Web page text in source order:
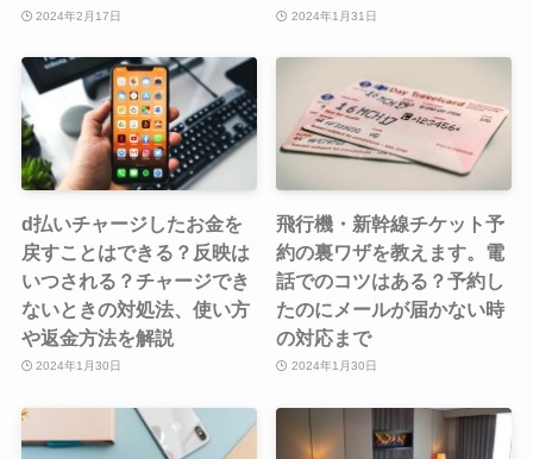
2024年2月17日 2024年1月31日
d払いチャージしたお金を
戻すことはできる？反映は
いつされる？チャージでき
ないときの対処法、使い方
や返金方法を解説
2024年1月30日
飛行機・新幹線チケット予
約の裏ワザを教えます。電
話でのコツはある？予約し
たのにメールが届かない時
の対応まで
2024年1月30日